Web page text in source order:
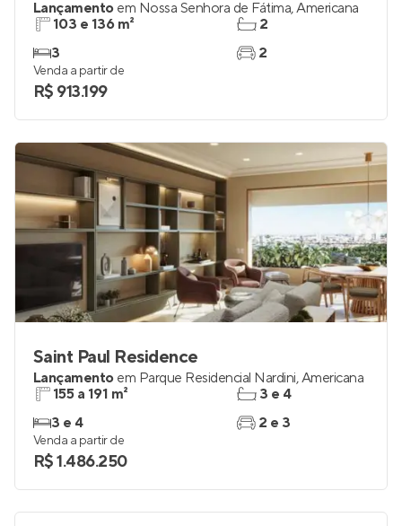
Lançamento em Nossa Senhora de Fátima,Americana
103 e 136 m²
3
2
2
Venda a partir de
R$ 913.199
Saint Paul Residence
Lançamento em Parque Residencial Nardini,Americana
155 a 191 m²
3 e 4
3 e 4
2 e 3
Venda a partir de
R$ 1.486.250